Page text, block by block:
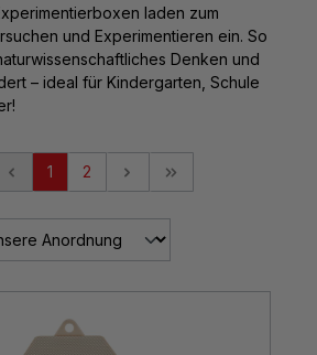
laden zum
und Experimentieren ein. So
Denken und
– ideal für Kindergarten, Schule
1 2